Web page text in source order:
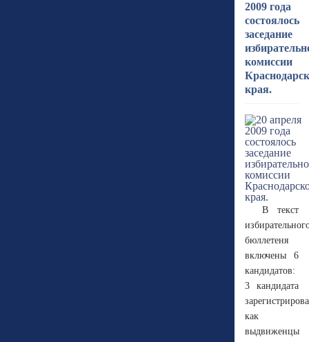
2009 года
состоялось
заседание
комиссии
края.
В текст
бюллетеня
включены 6
кандидатов:
3 кандидата
как
выдвиженцы